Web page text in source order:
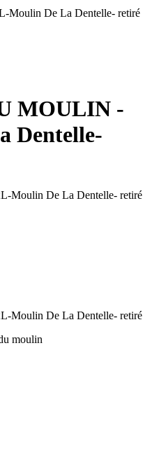
De La Dentelle- retiré
MOULIN -
Dentelle-
moulin